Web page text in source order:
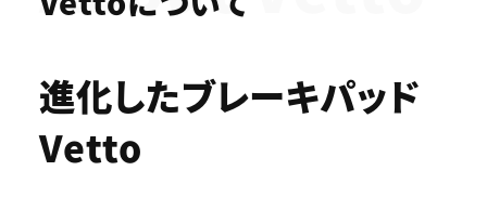
進化したブレーキパッド
Vetto